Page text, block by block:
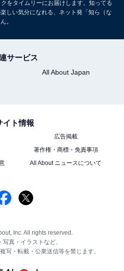
をタイムリーにお届けします。知ってる
しい気分になれる、ネット発「知ら（な
。
サービス
All About Japan
イト情報
広告掲載
著作権・商標・免責事項
All About ニュースについて
Inc. All rights reserved.
真・イラストなど、
写・転載・公衆送信等を禁じます。